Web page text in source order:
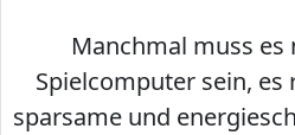
Manchmal muss es
Spielcomputer sein,
sparsame und